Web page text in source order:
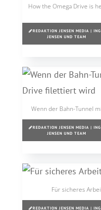
How the Omega Drive is
REDAKTION JENSEN MEDIA |
JENSEN UND TEAM
Wenn der Bahn-Tunnel
REDAKTION JENSEN MEDIA |
JENSEN UND TEAM
Für sicheres
REDAKTION JENSEN MEDIA |